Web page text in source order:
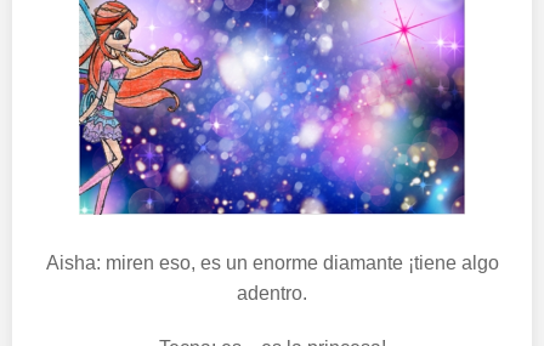
Aisha: miren eso, es un enorme diamante ¡tiene algo
adentro.